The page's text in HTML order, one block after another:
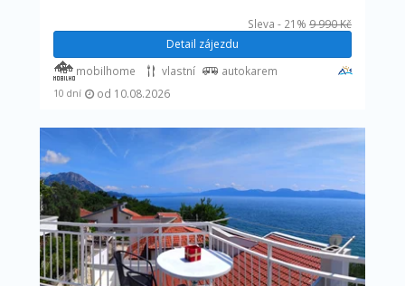
Sleva - 21% 9 990 Kč
Detail zájezdu
mobilhome vlastní
autokarem
od 10.08.2026
10 dní